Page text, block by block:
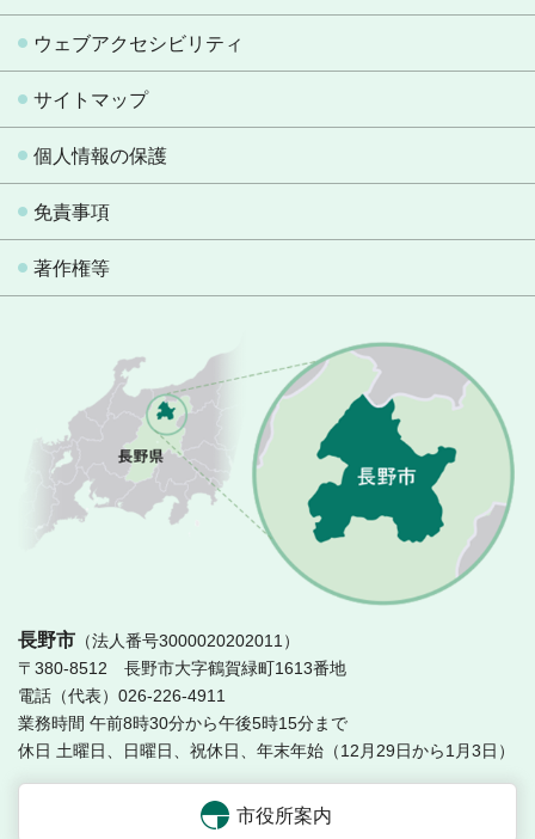
ウェブアクセシビリティ
サイトマップ
個人情報の保護
免責事項
著作権等
長野市 （法人番号3000020202011）
〒380-8512 長野市大字鶴賀緑町1613番地
電話（代表）026-226-4911
業務時間 午前8時30分から午後5時15分まで
休日 土曜日、日曜日、祝休日、年末年始（12月29日から1月3日）
市役所案内